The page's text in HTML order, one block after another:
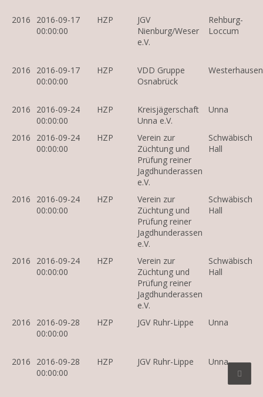
2016
2016-09-17
00:00:00
HZP
JGV
Nienburg/Weser
e.V.
Rehburg-
Loccum
2016
2016-09-17
00:00:00
HZP
VDD Gruppe
Osnabrück
Westerhausen
2016
2016-09-24
00:00:00
HZP
Kreisjägerschaft
Unna e.V.
Unna
2016
2016-09-24
00:00:00
HZP
Verein zur
Züchtung und
Prüfung reiner
Jagdhunderassen
e.V.
Schwäbisch
Hall
2016
2016-09-24
00:00:00
HZP
Verein zur
Züchtung und
Prüfung reiner
Jagdhunderassen
e.V.
Schwäbisch
Hall
2016
2016-09-24
00:00:00
HZP
Verein zur
Züchtung und
Prüfung reiner
Jagdhunderassen
e.V.
Schwäbisch
Hall
2016
2016-09-28
00:00:00
HZP JGV Ruhr-Lippe Unna
2016
2016-09-28
00:00:00
HZP JGV Ruhr-Lippe Unna